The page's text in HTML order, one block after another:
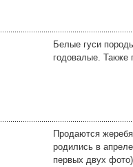
Белые гуси
годовалые. Также
Продаются
родились в
первых двух